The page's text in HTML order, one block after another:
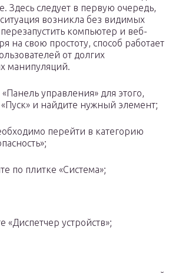
Здесь следует в первую очередь,
возникла без видимых
компьютер и веб-
на свою простоту, способ работает
от долгих
манипуляций.
управления» для этого,
и найдите нужный элемент;
перейти в категорию
по плитке «Система»;
«Диспетчер устройств»;